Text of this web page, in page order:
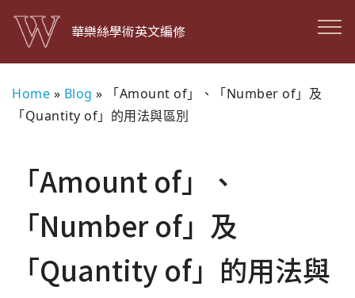
華樂絲學術英文編修
Home » Blog »
「Amount of」、「Number of」及
「Quantity of」的用法與區別
「Amount of」、
「Number of」及
「Quantity of」的用法與